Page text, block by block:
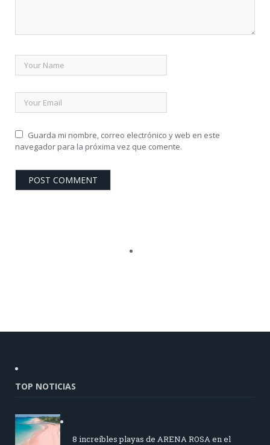
Guarda mi nombre, correo electrónico y web en este
navegador para la próxima vez que comente.
TOP NOTICIAS
8 increíbles playas de ARENA ROSA en el